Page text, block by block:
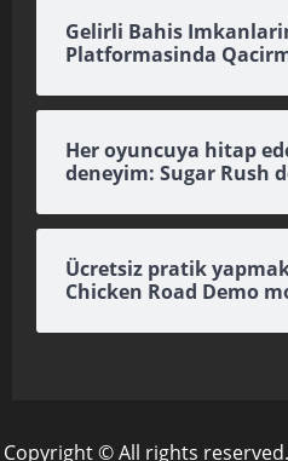
Gelirli Bahis
Platformasinda
Her oyuncuya hitap
deneyim: Sugar Rush
Ücretsiz pratik
Chicken Road Demo
Copyright © All rights reserved.